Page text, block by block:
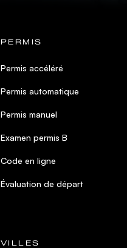
PERMIS
Permis accéléré
Permis automatique
Permis manuel
Examen permis B
Code en ligne
Évaluation de départ
VILLES